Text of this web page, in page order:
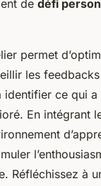
de défi
permet
les
identifier ce qui
En intégrant
Réfléchissez à